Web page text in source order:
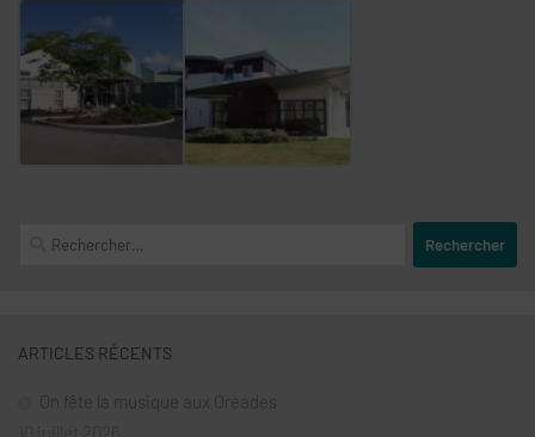
Rechercher :
ARTICLES RÉCENTS
On fête la musique aux Oréades